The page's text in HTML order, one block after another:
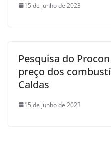
15 de junho de 2023
Pesquisa do
preço dos
Caldas
15 de junho de 2023